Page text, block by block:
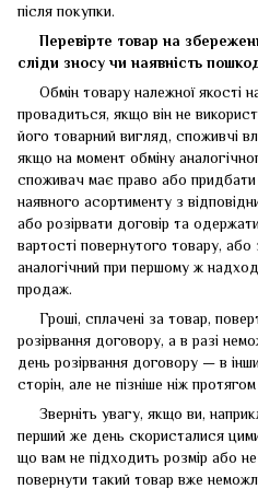
після покупки.
Перевірте товар на
сліди зносу чи наявність
Обмін товару належної якості
провадиться, якщо він не
його товарний вигляд, споживчі
якщо на момент обміну
споживач має право або придбати
наявного асортименту з
або розірвати договір та
вартості повернутого товару, або
аналогічний при першому ж
продаж.
Гроші, сплачені за товар,
розірвання договору, а в разі
день розірвання договору — в
сторін, але не пізніше ніж
Зверніть увагу, якщо ви,
перший же день скористалися
що вам не підходить розмір або
повернути такий товар вже